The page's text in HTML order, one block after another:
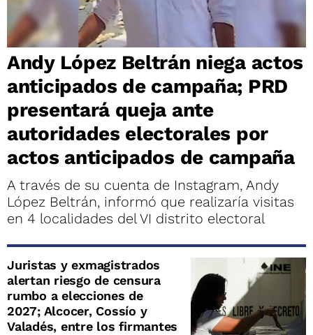
Andy López Beltrán niega actos
anticipados de campaña; PRD
presentará queja ante
autoridades electorales por
actos anticipados de campaña
A través de su cuenta de Instagram, Andy
López Beltrán, informó que realizaría visitas
en 4 localidades del VI distrito electoral
Juristas y exmagistrados
alertan riesgo de censura
rumbo a elecciones de
2027; Alcocer, Cossío y
Valadés, entre los firmantes